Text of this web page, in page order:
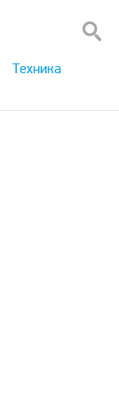
Техника